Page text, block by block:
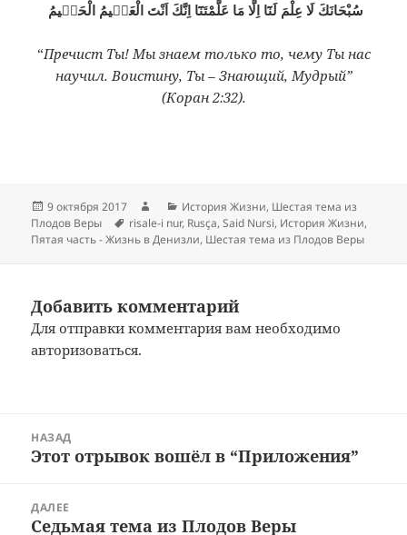
سُبْحَانَكَ لَا عِلْمَ لَنَٓا اِلَّا مَا عَلَّمْتَنَٓا اِنَّكَ اَنْتَ الْعَلٖيمُ الْحَكٖيمُ
“Пречист Ты! Мы знаем только то, чему Ты нас
научил. Воистину, Ты – Знающий, Мудрый”
(Коран 2:32).
Опубликовано
9 октября 2017 АвторРубрики
История Жизни, Шестая тема из
Плодов Веры
Метки
risale-i nur, Rusça,Said Nursi, История Жизни,
Пятая часть - Жизнь в Денизли, Шестая тема из Плодов Веры
Добавить комментарий
Для отправки комментария вам необходимо
авторизоваться.
записям
НАЗАД
Предыдущая
Этот отрывок вошёл в “Приложения”
ДАЛЕЕ
Следующая
Седьмая тема из Плодов Веры